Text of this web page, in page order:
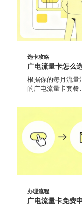
选卡攻略
广电流量卡怎么
根据你的每月流量
的广电流量卡套
办理流程
广电流量卡免费